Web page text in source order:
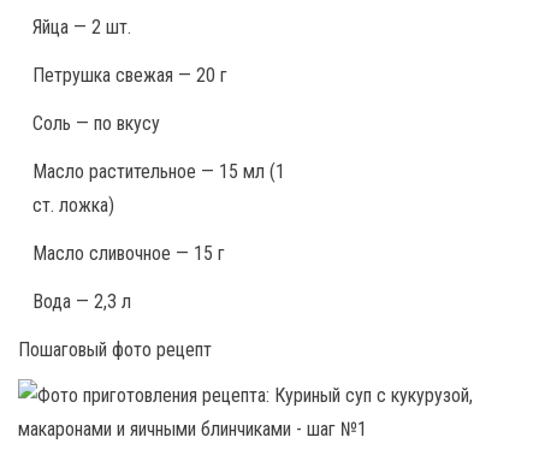
Яйца — 2 шт.
Петрушка свежая — 20 г
Соль — по вкусу
Масло растительное — 15 мл (1
ст. ложка)
Масло сливочное — 15 г
Вода — 2,3 л
Пошаговый фото рецепт